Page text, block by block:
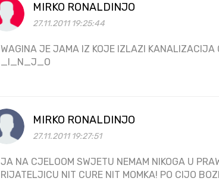
MIRKO RONALDINJO
27.11.2011 19:25:44
WAGINA JE JAMA IZ KOJE IZLAZI
_I_N_J_O
MIRKO RONALDINJO
27.11.2011 19:27:51
JA NA CJELOOM SWJETU NEMAM NIKOGA U
RIJATELJICU NIT CURE NIT MOMKA! PO CIJO